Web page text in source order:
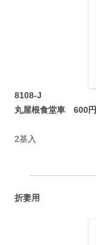
8108-J
丸屋根食堂車 600円
2基入
折妻用